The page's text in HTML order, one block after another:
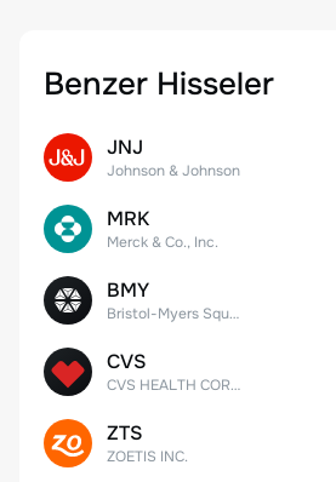
Benzer Hisseler
JNJ
Johnson & Johnson
MRK
Merck & Co., Inc.
BMY
Bristol-Myers Squibb Co.
CVS
CVS HEALTH CORPORATION
ZTS
ZOETIS INC.